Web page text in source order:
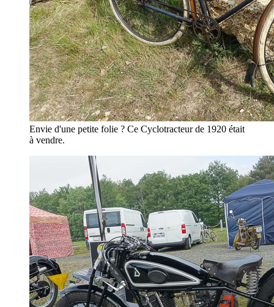
Envie d'une petite folie ? Ce Cyclotracteur de 1920 était
à vendre.